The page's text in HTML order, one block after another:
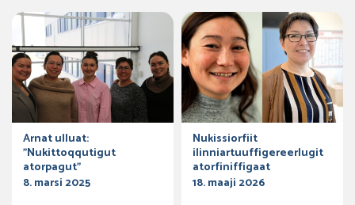
Arnat ulluat:
”Nukittoqqutigut
atorpagut”
8. marsi 2025
Nukissiorfiit
ilinniartuuffigereerlugit
atorfiniffigaat
18. maaji 2026